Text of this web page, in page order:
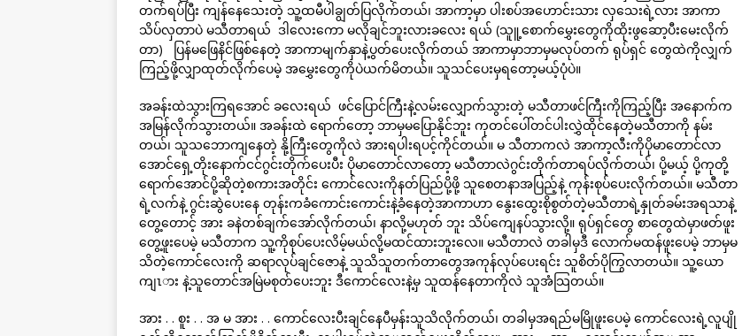
တက်ရပ်ပြီး ကျန်နေသေးတဲ့ သူ့ထမီပါချွတ်ပြလိုက်တယ်၊ အာကာ့မှာ ပါးစပ်အဟောင်းသား လှသေးရဲ့လား အာကာ
သိပ်လှတာပဲ မသီတာရယ် ဒါလေးကော မလိုချင်ဘူးလားခလေး ရယ် (သူူ့စောက်မွှေးတွေကိုထိုးဖွဆော့ပီးမေးလိုက်
တာ) ပြန်မဖြေနိင်ဖြစ်နေတဲ့ အာကာမျက်နှာနဲ့ပွတ်ပေးလိုက်တယ် အာကာမှာဘာမှမလုပ်တက် ရုပ်ရှင် တွေထဲကိုလျှက်
ကြည့်ဖို့လျှာထုတ်လိုက်ပေမဲ့ အမွှေးတွေကိုပဲယက်မိတယ်။ သူသင်ပေးမှရတော့မယ့်ပုံပဲ။
အခန်းထဲသွားကြရအောင် ခလေးရယ် ဖင်ပြောင်ကြီးနဲ့လမ်းလျှောက်သွားတဲ့ မသီတာဖင်ကြီးကိုကြည့်ပြီး အနောက်က
အမြန်လိုက်သွားတယ်။ အခန်းထဲ ရောက်တော့ ဘာမှမပြောနိုင်ဘူး ကုတင်ပေါ်တင်ပါးလွှဲထိုင်နေတဲ့မသီတာကို နမ်း
တယ်၊ သူသဘောကျနေတဲ့ နို့ကြီးတွေကိုလဲ အားရပါးရပင့်ကိုင်တယ်။ မ သီတာကလဲ အာကာ့လီးကိုပိုမာတောင်လာ
အောင်ရှေ့တိုးနောက်ငင်ဂွင်းတိုက်ပေးပီး ပိုမာတောင်လာတော့ မသီတာလဲဂွင်းတိုက်တာရပ်လိုက်တယ်၊ ပို့မယ့် ပို့ကုတို့
ရောက်အောင်ပို့ဆိုတဲ့စကားအတိုင်း ကောင်လေးကိုနတ်ပြည်ပို့ဖို့ သူစေတနာအပြည့်နဲ့ ကုန်းစုပ်ပေးလိုက်တယ်။ မသီတာ
ရဲ့လက်နဲ့ ဂွင်းဆွဲပေးနေ တုန်းကခံကောင်းကောင်းနဲ့ခံနေတဲ့အာကာဟာ နွေးထွေးစိုစွတ်တဲ့မသီတာရဲ့နှုတ်ခမ်းအရသာနဲ့
တွေ့တောင့် အား ခနဲတစ်ချက်အော်လိုက်တယ်၊ နာလို့မဟုတ် ဘူး သိပ်ကျေနပ်သွားလို့။ ရုပ်ရှင်တွေ စာတွေထဲမှာဖတ်ဖူး
တွေ့ဖူးပေမဲ့ မသီတာက သူ့ကိုစုပ်ပေးလိမ့်မယ်လို့မထင်ထားဘူးလေ။ မသီတာလဲ တခါမှဒီ လောက်မထန်ဖူးပေမဲ့ ဘာမှမ
သိတဲ့ကောင်လေးကို ဆရာလုပ်ချင်ဇောနဲ့ သူသိသူတက်တာတွေအကုန်လုပ်ပေးရင်း သူစိတ်ပိုကြွလာတယ်။ သူ့ယော
ကျၤား နဲ့သူတောင်အမြဲမစုတ်ပေးဘူး ဒီကောင်လေးနဲ့မှ သူထန်နေတာကိုလဲ သူအံသြတယ်။
အား . . စူး . . အ မ အား . . ကောင်လေးပီးချင်နေပီမှန်းသူသိလိုက်တယ်၊ တခါမှအရည်မမြိုဖူးပေမဲ့ ကောင်လေးရဲ့လူပျို